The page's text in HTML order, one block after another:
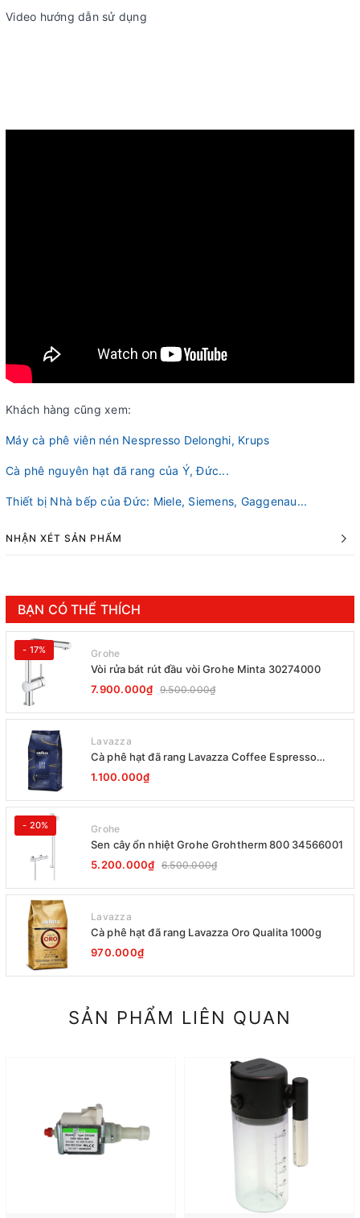
Video hướng dẫn sử dụng
Khách hàng cũng xem:
Máy cà phê viên nén Nespresso Delonghi, Krups
Cà phê nguyên hạt đã rang của Ý, Đức...
Thiết bị Nhà bếp của Đức: Miele, Siemens, Gaggenau...
NHẬN XÉT SẢN PHẨM
BẠN CÓ THỂ THÍCH
- 17% Grohe
Vòi rửa bát rút đầu vòi Grohe Minta 30274000
7.900.000₫ 9.500.000₫
Lavazza
Cà phê hạt đã rang Lavazza Coffee Espresso
Super Crema 1000g Date 12-2027
1.100.000₫
- 20% Grohe
Sen cây ổn nhiệt Grohe Grohtherm 800 34566001
5.200.000₫ 6.500.000₫
Lavazza
Cà phê hạt đã rang Lavazza Oro Qualita 1000g
970.000₫
SẢN PHẨM LIÊN QUAN